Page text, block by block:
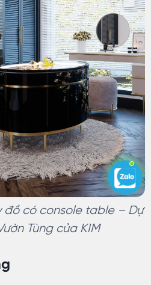
đồ có console table – Dự
Tùng của KIM